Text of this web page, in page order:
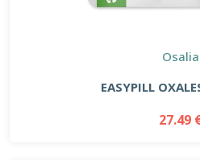
Osalia
EASYPILL
27.49